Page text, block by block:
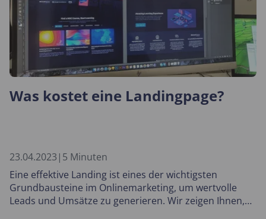
Was kostet eine Landingpage?
23.04.2023 | 5 Minuten
Eine effektive Landing ist eines der wichtigsten
Grundbausteine im Onlinemarketing, um wertvolle
Leads und Umsätze zu generieren. Wir zeigen Ihnen,